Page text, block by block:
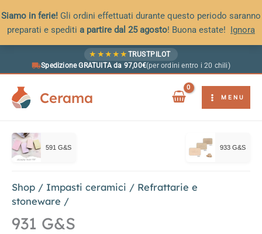
Siamo in ferie! Gli ordini effettuati durante questo periodo saranno
preparati e spediti a partire dal 25 agosto! Buona estate! Ignora
★ ★ ★ ★ ★ TRUSTPILOT
Spedizione GRATUITA da 97,00€(per ordini entro i 20 chili)
Cerama MENU
591 G&S 933 G&S
Shop / Impasti ceramici / Refrattarie e
stoneware /
931 G&S